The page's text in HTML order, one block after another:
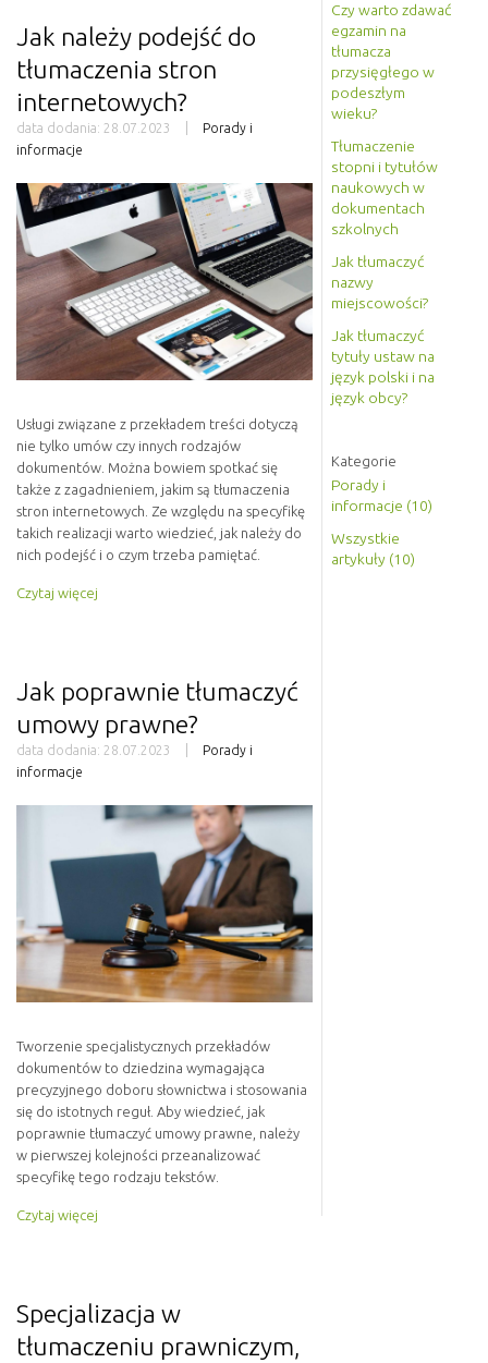
Jak należy podejść do
tłumaczenia stron
internetowych?
data dodania: 28.07.2023
Porady i
informacje
Usługi związane z przekładem treści dotyczą
nie tylko umów czy innych rodzajów
dokumentów. Można bowiem spotkać się
także z zagadnieniem, jakim są tłumaczenia
stron internetowych. Ze względu na specyfikę
takich realizacji warto wiedzieć, jak należy do
nich podejść i o czym trzeba pamiętać.
Czytaj więcej
Jak poprawnie tłumaczyć
umowy prawne?
data dodania: 28.07.2023
Porady i
informacje
Tworzenie specjalistycznych przekładów
dokumentów to dziedzina wymagająca
precyzyjnego doboru słownictwa i stosowania
się do istotnych reguł. Aby wiedzieć, jak
poprawnie tłumaczyć umowy prawne, należy
w pierwszej kolejności przeanalizować
specyfikę tego rodzaju tekstów.
Czytaj więcej
Specjalizacja w
tłumaczeniu prawniczym,
Czy warto zdawać
egzamin na
tłumacza
przysięgłego w
podeszłym
wieku?
Tłumaczenie
stopni i tytułów
naukowych w
dokumentach
szkolnych
Jak tłumaczyć
nazwy
miejscowości?
Jak tłumaczyć
tytuły ustaw na
język polski i na
język obcy?
Kategorie
Porady i
informacje (10)
Wszystkie
artykuły (10)